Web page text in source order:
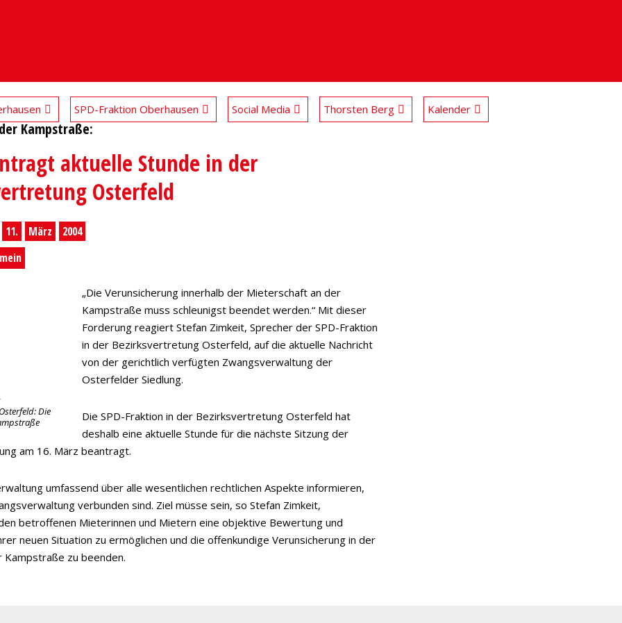
SPD-Fraktion Oberhausen Social Media Thorsten Berg Kalender
Kampstraße:
aktuelle Stunde in der
Osterfeld
11. März 2004
Die
„Die Verunsicherung innerhalb der Mieterschaft an der
Kampstraße muss schleunigst beendet werden.“ Mit dieser
Forderung reagiert Stefan Zimkeit, Sprecher der SPD-Fraktion
in der Bezirksvertretung Osterfeld, auf die aktuelle Nachricht
von der gerichtlich verfügten Zwangsverwaltung der
Osterfelder Siedlung.
Die SPD-Fraktion in der Bezirksvertretung Osterfeld hat
deshalb eine aktuelle Stunde für die nächste Sitzung der
am 16. März beantragt.
umfassend über alle wesentlichen rechtlichen Aspekte informieren,
verbunden sind. Ziel müsse sein, so Stefan Zimkeit,
betroffenen Mieterinnen und Mietern eine objektive Bewertung und
neuen Situation zu ermöglichen und die offenkundige Verunsicherung in der
Kampstraße zu beenden.